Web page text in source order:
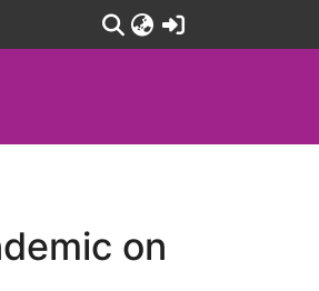
on